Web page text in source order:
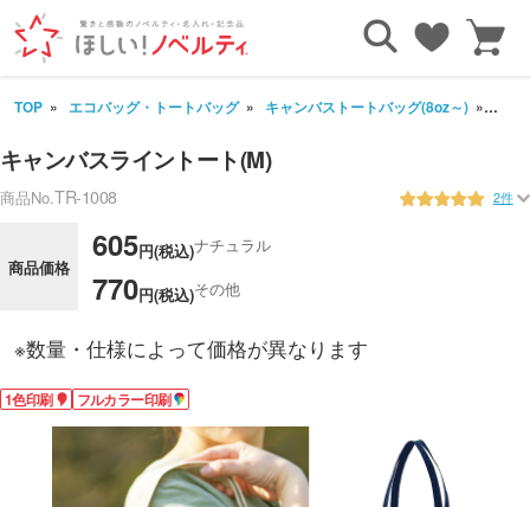
TOP エコバッグ・トートバッグ キャンバストートバッグ(8oz～) キャ
キャンバスライントート(M)
商品No.TR-1008 2件
商品価格
605円(税込)ナチュラル
770円(税込)その他
※数量・仕様によって価格が異なります
1色印刷 フルカラー印刷